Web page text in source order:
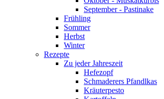
September - Pastinake
Frühling
Sommer
Herbst
Winter
Rezepte
Zu jeder Jahreszeit
Hefezopf
Schmaderers Pfandlkas
Kräuterpesto